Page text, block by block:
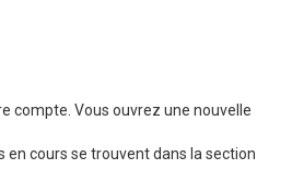
compte. Vous ouvrez une nouvelle
en cours se trouvent dans la section